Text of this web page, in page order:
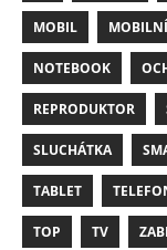
MOBIL MOBILNÍ
NOTEBOOK
REPRODUKTOR
SLUCHÁTKA
TABLET
TOP TV